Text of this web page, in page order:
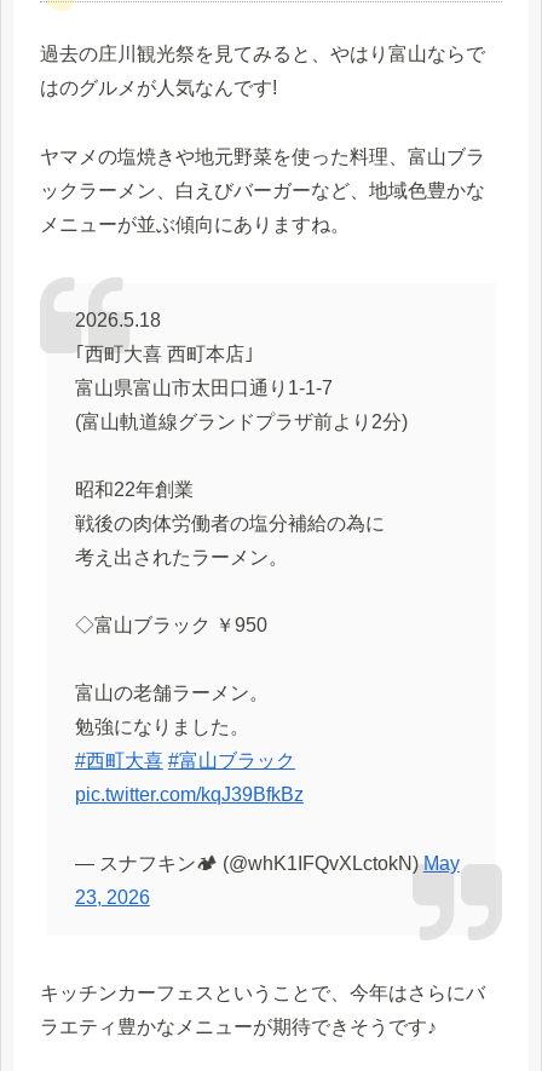
過去の庄川観光祭を見てみると、やはり富山ならで
はのグルメが人気なんです!
ヤマメの塩焼きや地元野菜を使った料理、富山ブラ
ックラーメン、白えびバーガーなど、地域色豊かな
メニューが並ぶ傾向にありますね。
2026.5.18
｢西町大喜 西町本店｣
富山県富山市太田口通り1-1-7
(富山軌道線グランドプラザ前より2分)
昭和22年創業
戦後の肉体労働者の塩分補給の為に
考え出されたラーメン。
◇富山ブラック ￥950
富山の老舗ラーメン。
勉強になりました。
#西町大喜 #富山ブラック
pic.twitter.com/kqJ39BfkBz
— スナフキン🏕 (@whK1IFQvXLctokN)May
23, 2026
キッチンカーフェスということで、今年はさらにバ
ラエティ豊かなメニューが期待できそうです♪